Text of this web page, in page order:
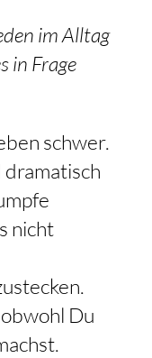
im Alltag
in Frage
schwer.
nicht
Du